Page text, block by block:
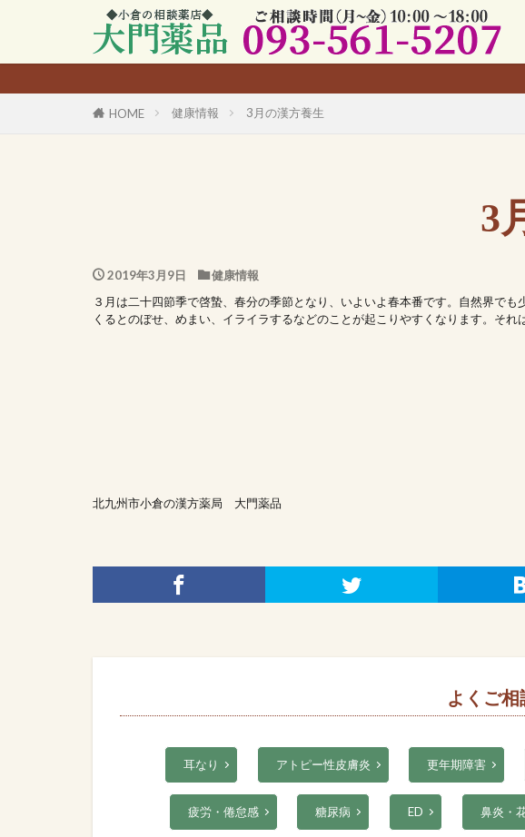
【
HOME 健康情報 3月の漢方養生
3
2019年3月9日
健康情報
３月は二十四節季で啓蟄、春分の季節となり、いよいよ春本番です。自然界で
くるとのぼせ、めまい、イライラするなどのことが起こりやすくなります。そ
北九州市小倉の漢方薬局 大門薬品
よくご
耳なり アトピー性皮膚炎 更年期障害
疲労・倦怠感 糖尿病 ED 鼻炎・